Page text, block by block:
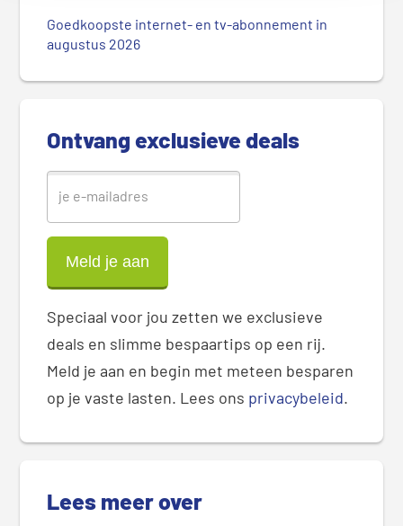
e
Goedkoopste internet- en tv-abonnement in
augustus 2026
Ontvang exclusieve deals
Speciaal voor jou zetten we exclusieve
deals en slimme bespaartips op een rij.
Meld je aan en begin met meteen besparen
op je vaste lasten. Lees ons privacybeleid.
Lees meer over